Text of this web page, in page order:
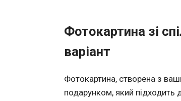
Фотокартина зі
варіант
Фотокартина, створена з
подарунком, який підходить